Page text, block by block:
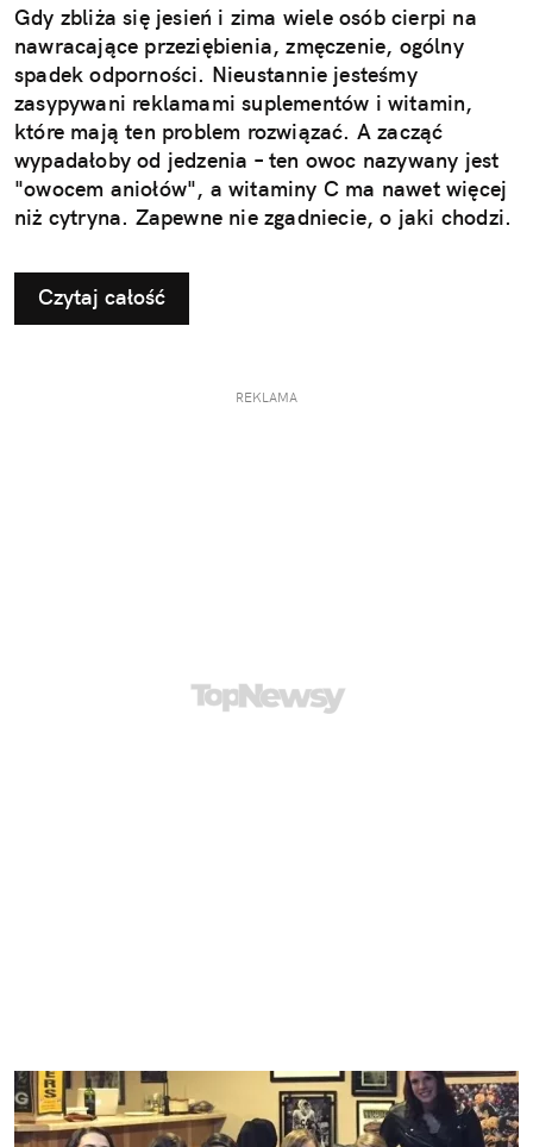
Gdy zbliża się jesień i zima wiele osób cierpi na
nawracające przeziębienia, zmęczenie, ogólny
spadek odporności. Nieustannie jesteśmy
zasypywani reklamami suplementów i witamin,
które mają ten problem rozwiązać. A zacząć
wypadałoby od jedzenia – ten owoc nazywany jest
"owocem aniołów", a witaminy C ma nawet więcej
niż cytryna. Zapewne nie zgadniecie, o jaki chodzi.
Czytaj całość
REKLAMA